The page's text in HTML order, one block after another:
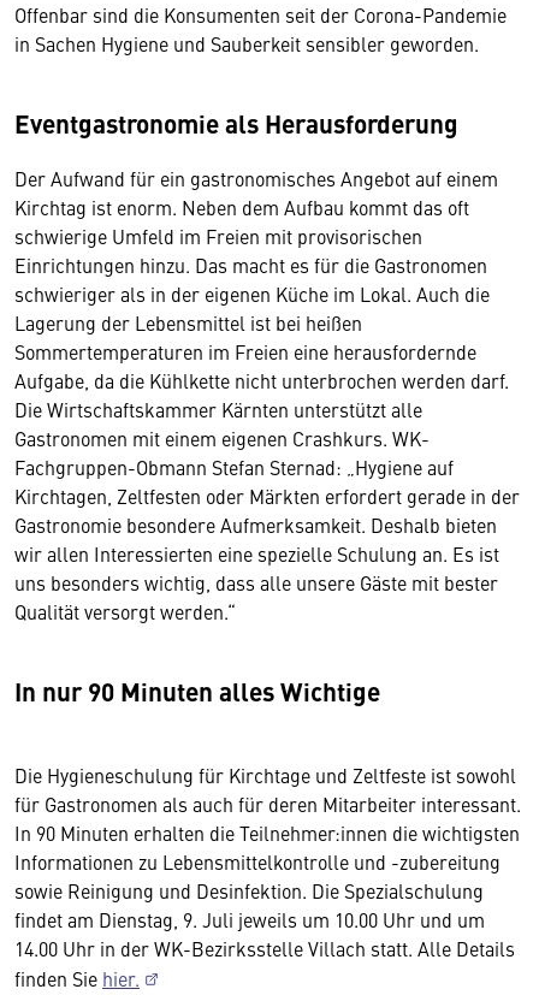
Offenbar sind die Konsumenten seit der Corona-Pandemie
in Sachen Hygiene und Sauberkeit sensibler geworden.
Eventgastronomie als Herausforderung
Der Aufwand für ein gastronomisches Angebot auf einem
Kirchtag ist enorm. Neben dem Aufbau kommt das oft
schwierige Umfeld im Freien mit provisorischen
Einrichtungen hinzu. Das macht es für die Gastronomen
schwieriger als in der eigenen Küche im Lokal. Auch die
Lagerung der Lebensmittel ist bei heißen
Sommertemperaturen im Freien eine herausfordernde
Aufgabe, da die Kühlkette nicht unterbrochen werden darf.
Die Wirtschaftskammer Kärnten unterstützt alle
Gastronomen mit einem eigenen Crashkurs. WK-
Fachgruppen-Obmann Stefan Sternad: „Hygiene auf
Kirchtagen, Zeltfesten oder Märkten erfordert gerade in der
Gastronomie besondere Aufmerksamkeit. Deshalb bieten
wir allen Interessierten eine spezielle Schulung an. Es ist
uns besonders wichtig, dass alle unsere Gäste mit bester
Qualität versorgt werden.“
In nur 90 Minuten alles Wichtige
Die Hygieneschulung für Kirchtage und Zeltfeste ist sowohl
für Gastronomen als auch für deren Mitarbeiter interessant.
In 90 Minuten erhalten die Teilnehmer:innen die wichtigsten
Informationen zu Lebensmittelkontrolle und -zubereitung
sowie Reinigung und Desinfektion. Die Spezialschulung
findet am Dienstag, 9. Juli jeweils um 10.00 Uhr und um
14.00 Uhr in der WK-Bezirksstelle Villach statt. Alle Details
finden Sie hier.